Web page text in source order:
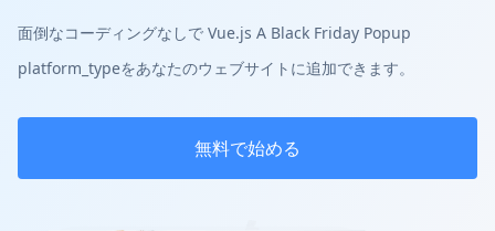
面倒なコーディングなしで Vue.js A Black Friday Popup
platform_typeをあなたのウェブサイトに追加できます。
無料で始める